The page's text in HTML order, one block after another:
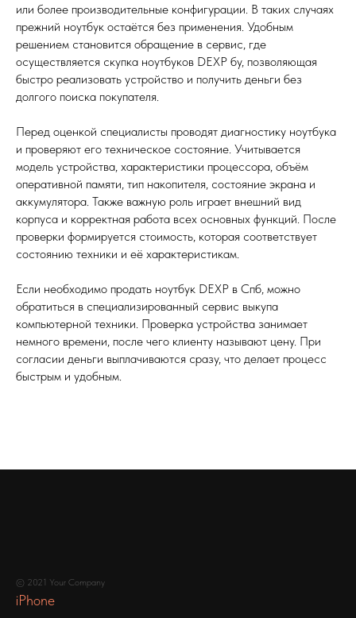
или более производительные конфигурации. В таких случаях
прежний ноутбук остаётся без применения. Удобным
решением становится обращение в сервис, где
осуществляется скупка ноутбуков DEXP бу, позволяющая
быстро реализовать устройство и получить деньги без
долгого поиска покупателя.
Перед оценкой специалисты проводят диагностику ноутбука
и проверяют его техническое состояние. Учитывается
модель устройства, характеристики процессора, объём
оперативной памяти, тип накопителя, состояние экрана и
аккумулятора. Также важную роль играет внешний вид
корпуса и корректная работа всех основных функций. После
проверки формируется стоимость, которая соответствует
состоянию техники и её характеристикам.
Если необходимо продать ноутбук DEXP в Спб, можно
обратиться в специализированный сервис выкупа
компьютерной техники. Проверка устройства занимает
немного времени, после чего клиенту называют цену. При
согласии деньги выплачиваются сразу, что делает процесс
быстрым и удобным.
© 2021 Your Company
iPhone